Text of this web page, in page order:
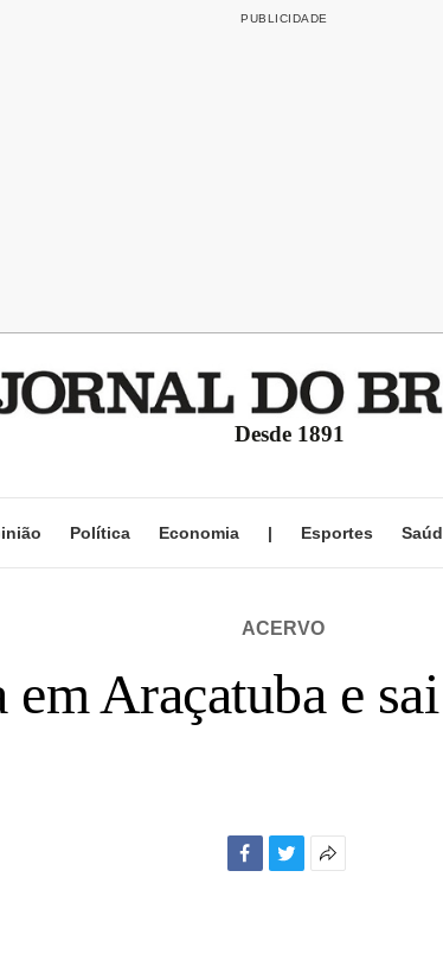
Desde 1891
Política Economia | Esportes
ACERVO
Araçatuba e